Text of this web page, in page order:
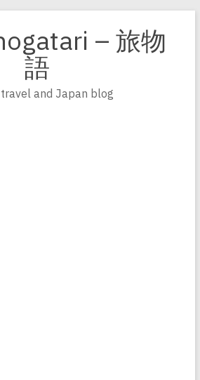
– 旅物
語
and Japan blog